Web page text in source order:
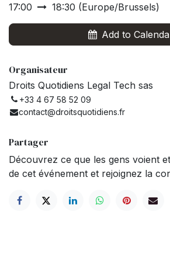
17:00 18:30 (Europe/Brussels)
Add to
Organisateur
Droits Quotidiens Legal Tech sas
+33 4 67 58 52 09
contact@droitsquotidiens.fr
Partager
Découvrez ce que les gens voient
de cet événement et rejoignez la